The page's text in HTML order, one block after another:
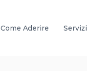
Come Aderire Servizi